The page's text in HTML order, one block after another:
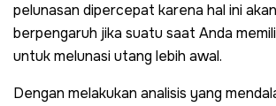
pelunasan dipercepat karena hal ini
berpengaruh jika suatu saat Anda
untuk melunasi utang lebih awal.
Dengan melakukan analisis yang